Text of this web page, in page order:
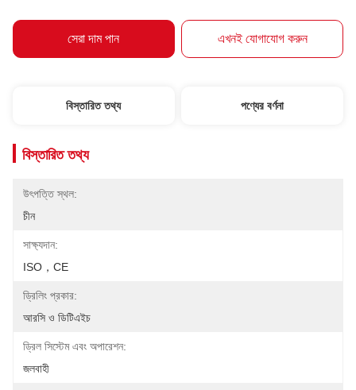
সেরা দাম পান এখনই যোগাযোগ করুন
বিস্তারিত তথ্য পণ্যের বর্ণনা
বিস্তারিত তথ্য
উৎপত্তি স্থল:
চীন
সাক্ষ্যদান:
ISO，CE
ড্রিলিং প্রকার:
আরসি ও ডিটিএইচ
ড্রিল সিস্টেম এবং অপারেশন:
জলবাহী